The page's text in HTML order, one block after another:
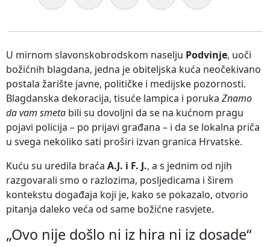
U mirnom slavonskobrodskom naselju Podvinje, uoči
božićnih blagdana, jedna je obiteljska kuća neočekivano
postala žarište javne, političke i medijske pozornosti.
Blagdanska dekoracija, tisuće lampica i poruka Znamo
da vam smeta bili su dovoljni da se na kućnom pragu
pojavi policija – po prijavi građana – i da se lokalna priča
u svega nekoliko sati proširi izvan granica Hrvatske.
Kuću su uredila braća A.J. i F. J., a s jednim od njih
razgovarali smo o razlozima, posljedicama i širem
kontekstu događaja koji je, kako se pokazalo, otvorio
pitanja daleko veća od same božićne rasvjete.
„Ovo nije došlo ni iz hira ni iz dosade“